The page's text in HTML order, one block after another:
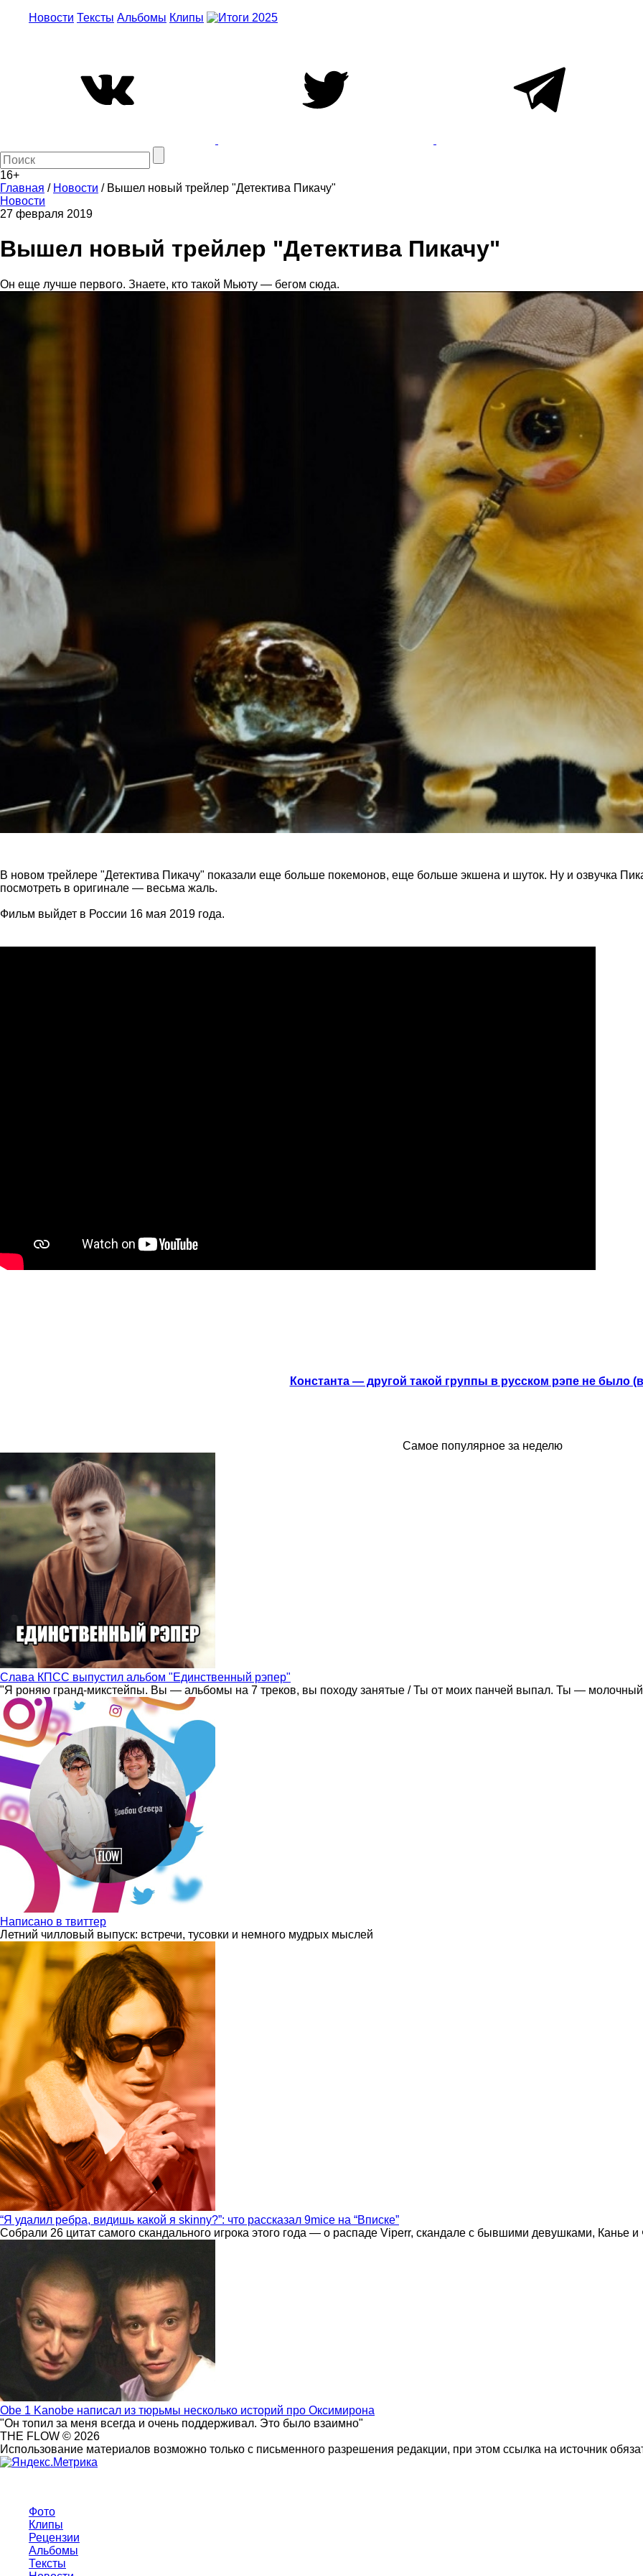
Новости Тексты Альбомы Клипы
16+
Главная / Новости / Вышел новый трейлер "Детектива Пикачу"
Новости
27 февраля 2019
Вышел новый трейлер "Детектива Пикачу"
Он еще лучше первого. Знаете, кто такой Мьюту — бегом сюда.
В новом трейлере "Детектива Пикачу" показали еще больше покемонов, еще больше экшена и шуток. Ну и озвучка
посмотреть в оригинале — весьма жаль.
Фильм выйдет в России 16 мая 2019 года.
Константа — другой такой группы в русском рэпе не было
Самое популярное за неделю
Слава КПСС выпустил альбом "Единственный рэпер"
"Я роняю гранд-микстейпы. Вы — альбомы на 7 треков, вы походу занятые / Ты от моих панчей выпал. Ты —
Написано в твиттер
Летний чилловый выпуск: встречи, тусовки и немного мудрых мыслей
“Я удалил ребра, видишь какой я skinny?”: что рассказал 9mice на “Вписке”
Собрали 26 цитат самого скандального игрока этого года — о распаде Viperr, скандале с бывшими девушками, Канье
Obe 1 Kanobe написал из тюрьмы несколько историй про Оксимирона
"Он топил за меня всегда и очень поддерживал. Это было взаимно"
THE FLOW © 2026
Использование материалов возможно только с письменного разрешения редакции, при этом ссылка на источник
Фото
Клипы
Рецензии
Альбомы
Тексты